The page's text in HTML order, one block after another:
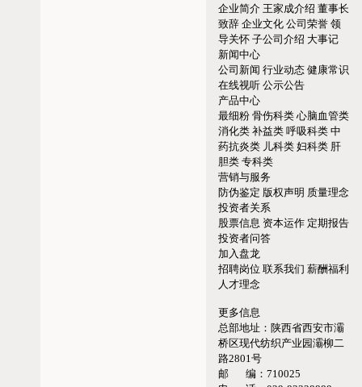
企业简介 王家成介绍 董事长
致辞 企业文化 公司荣誉 领
导关怀 子公司介绍 大事记
新闻中心
公司新闻 行业动态 健康常识
在线视听 公示公告
产品中心
最细粉 骨伤科类 心脑血管类
消化类 补益类 呼吸科类 中
药抗炎类 儿科类 妇科类 肝
胆类 专科类
营销与服务
防伪鉴定 版权声明 质量理念
投资者关系
股票信息 资本运作 定期报告
投资者问答
加入盘龙
招聘岗位 联系我们 薪酬福利
人才理念
更多信息
总部地址： 陕西省西安市灞
桥区现代纺织产业园灞柳二
路2801号
邮 编： 710025